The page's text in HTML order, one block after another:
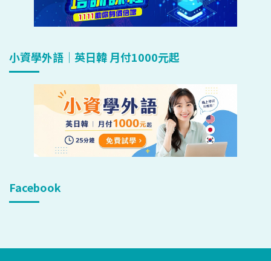
小資學外語｜英日韓 月付1000元起
Facebook